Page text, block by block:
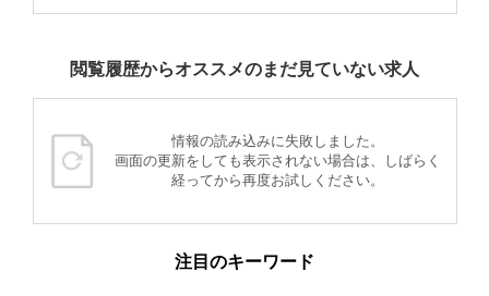
閲覧履歴からオススメのまだ見ていない求人
情報の読み込みに失敗しました。
画面の更新をしても表示されない場合は、しばらく
経ってから再度お試しください。
注目のキーワード